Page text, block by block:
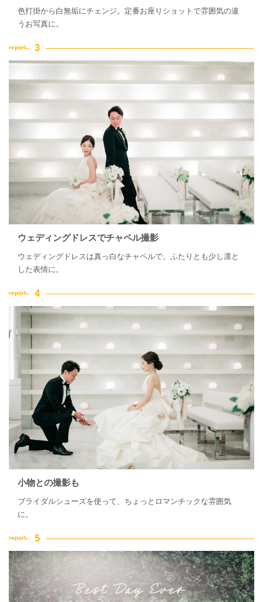
色打掛から白無垢にチェンジ。定番お座りショットで雰囲気の違
うお写真に。
ウェディングドレスでチャペル撮影
ウェディングドレスは真っ白なチャペルで。ふたりとも少し凛と
した表情に。
小物との撮影も
ブライダルシューズを使って、ちょっとロマンチックな雰囲気
に。